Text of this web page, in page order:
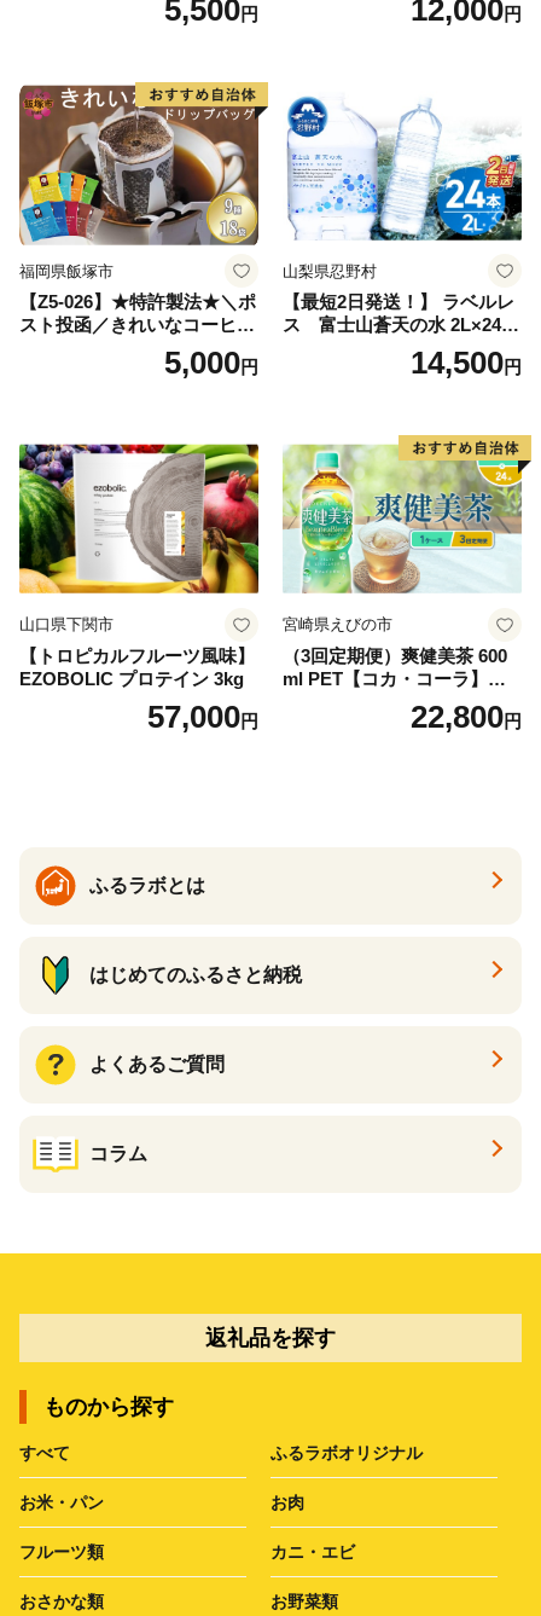
5,500円
備品 おちゃ ocha 茶葉 緑茶
小分け お土産 お取り寄せ グ
ルメ 福岡 九州 福岡県 国産
日本 ふかむし茶 ふかむし 家
庭用 自宅用 ちゃ りょくちゃ
ふかむしちゃ 急須 甘み 川崎
町 送料無料
12,000円
福岡県飯塚市
【Z5-026】★特許製法★＼ポ
スト投函／きれいなコーヒー
ドリップバッグ9種セット(18
袋)ゆうパケットでお届け！
5,000円
山梨県忍野村
【最短2日発送！】 ラベルレ
ス 富士山蒼天の水 2L×24本
（4ケース）※離島不可 天然
水 ミネラルウォーター 水 ペ
産 シリカ ミネラル 美容 備蓄
防災 長期保存 富士山 山梨県
忍野村
14,500円
山口県下関市
【トロピカルフルーツ風味】
EZOBOLIC プロテイン 3kg
57,000円
宮崎県えびの市
（3回定期便）爽健美茶 600
ml PET【コカ・コーラ】ペ
ットボトル 1ケース(24本) 定
期便 3回(72本) セット お茶
22,800円
ふるラボとは
はじめてのふるさと納税
よくあるご質問
コラム
返礼品を探す
ものから探す
すべて ふるラボオリジナル
お米・パン お肉
フルーツ類 カニ・エビ
おさかな類 お野菜類